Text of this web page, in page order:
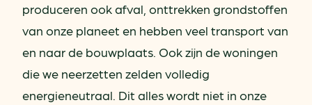
produceren ook afval, onttrekken grondstoffen
van onze planeet en hebben veel transport van
en naar de bouwplaats. Ook zijn de woningen
die we neerzetten zelden volledig
energieneutraal. Dit alles wordt niet in onze